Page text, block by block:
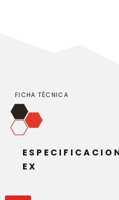
FICHA TÉCNICA
EX